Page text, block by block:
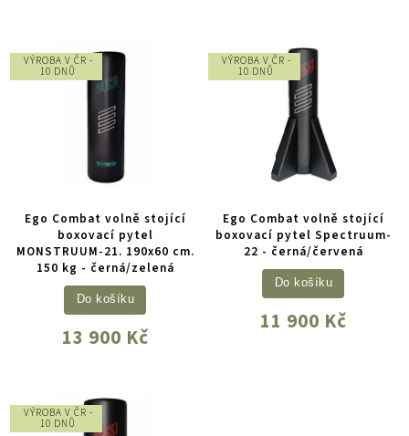
VÝROBA V ČR -
10 DNŮ
Ego Combat volně stojící
boxovací pytel
MONSTRUUM-21. 190x60 cm.
150 kg - černá/zelená
13 900 Kč
Do košíku
VÝROBA V ČR -
10 DNŮ
Ego Combat volně stojící
boxovací pytel Spectruum-
22 - černá/červená
11 900 Kč
Do košíku
VÝROBA V ČR -
10 DNŮ